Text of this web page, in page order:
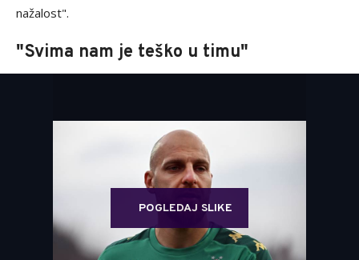
nažalost".
"Svima nam je teško u timu"
POGLEDAJ SLIKE